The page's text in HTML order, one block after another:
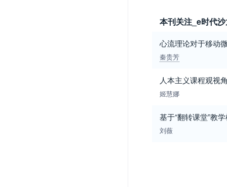
本刊关注_e时代
心流理论对于移动
秦贵芳
人本主义课程观视
姬慧娜
基于“翻转课堂”教
刘薇